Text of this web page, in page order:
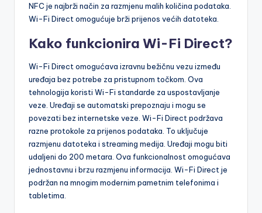
NFC je najbrži način za razmjenu malih količina podataka.
Wi-Fi Direct omogućuje brži prijenos većih datoteka.
Kako funkcionira Wi-Fi Direct?
Wi-Fi Direct omogućava izravnu bežičnu vezu između
uređaja bez potrebe za pristupnom točkom. Ova
tehnologija koristi Wi-Fi standarde za uspostavljanje
veze. Uređaji se automatski prepoznaju i mogu se
povezati bez internetske veze. Wi-Fi Direct podržava
razne protokole za prijenos podataka. To uključuje
razmjenu datoteka i streaming medija. Uređaji mogu biti
udaljeni do 200 metara. Ova funkcionalnost omogućava
jednostavnu i brzu razmjenu informacija. Wi-Fi Direct je
podržan na mnogim modernim pametnim telefonima i
tabletima.